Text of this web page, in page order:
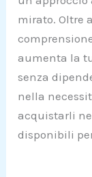
mirato. Oltre
aumenta la
senza
nella
acquistarli
disponibili